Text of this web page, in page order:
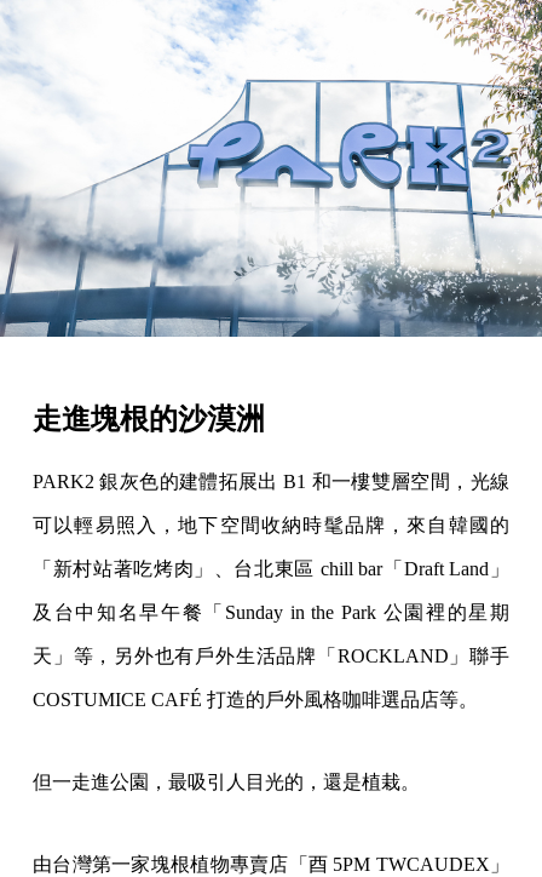
走進塊根的沙漠洲
PARK2 銀灰色的建體拓展出 B1 和一樓雙層空間，光線
可以輕易照入，地下空間收納時髦品牌，來自韓國的
「新村站著吃烤肉」、台北東區 chill bar「Draft Land」
及台中知名早午餐「Sunday in the Park 公園裡的星期
天」等，另外也有戶外生活品牌「ROCKLAND」聯手
COSTUMICE CAFÉ 打造的戶外風格咖啡選品店等。
但一走進公園，最吸引人目光的，還是植栽。
由台灣第一家塊根植物專賣店「酉 5PM TWCAUDEX」